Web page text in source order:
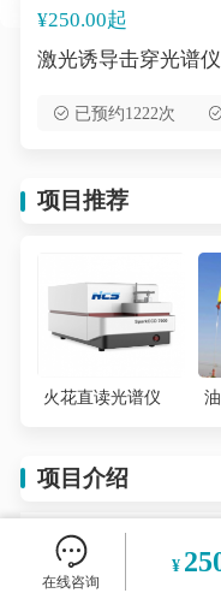
在线咨询
¥
¥250.00起
激光诱导击穿光谱仪
已预约1222次
项目推荐
火花直读光谱仪
项目介绍
激光诱导击穿光谱
roscopy，简称